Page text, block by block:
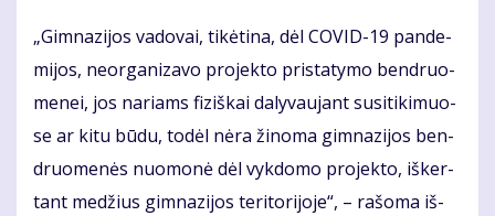
„Gim­na­zi­jos va­do­vai, ti­kė­ti­na, dėl CO­VID-19 pan­de­
mi­jos, ne­or­ga­ni­za­vo pro­jek­to pri­sta­ty­mo ben­druo­
me­nei, jos na­riams fi­ziš­kai da­ly­vau­jant su­si­ti­ki­muo­
se ar ki­tu bū­du, to­dėl nė­ra ži­no­ma gim­na­zi­jos ben­
druo­me­nės nuo­mo­nė dėl vyk­do­mo pro­jek­to, iš­ker­
tant me­džius gim­na­zi­jos te­ri­to­ri­jo­je“, – ra­šo­ma iš­